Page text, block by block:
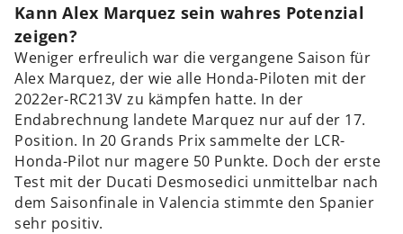
Kann Alex Marquez sein wahres Potenzial
zeigen?
Weniger erfreulich war die vergangene Saison für
Alex Marquez, der wie alle Honda-Piloten mit der
2022er-RC213V zu kämpfen hatte. In der
Endabrechnung landete Marquez nur auf der 17.
Position. In 20 Grands Prix sammelte der LCR-
Honda-Pilot nur magere 50 Punkte. Doch der erste
Test mit der Ducati Desmosedici unmittelbar nach
dem Saisonfinale in Valencia stimmte den Spanier
sehr positiv.